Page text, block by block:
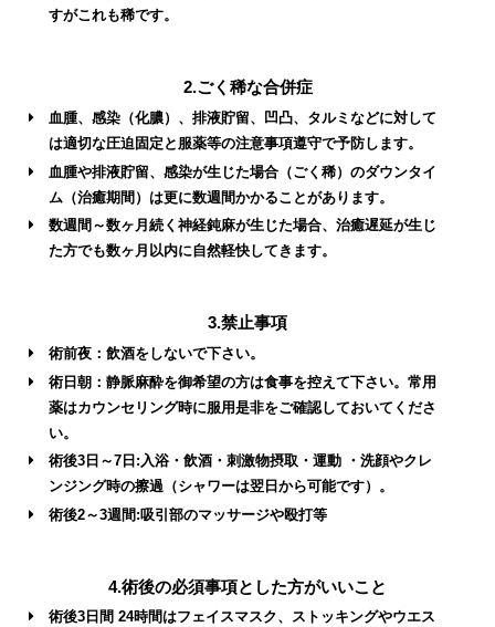
すがこれも稀です。
2.ごく稀な合併症
血腫、感染（化膿）、排液貯留、凹凸、タルミなどに対して
は適切な圧迫固定と服薬等の注意事項遵守で予防します。
血腫や排液貯留、感染が生じた場合（ごく稀）のダウンタイ
ム（治癒期間）は更に数週間かかることがあります。
数週間～数ヶ月続く神経鈍麻が生じた場合、治癒遅延が生じ
た方でも数ヶ月以内に自然軽快してきます。
3.禁止事項
術前夜：飲酒をしないで下さい。
術日朝：静脈麻酔を御希望の方は食事を控えて下さい。常用
薬はカウンセリング時に服用是非をご確認しておいてくださ
い。
術後3日～7日:入浴・飲酒・刺激物摂取・運動 ・洗顔やクレ
ンジング時の擦過（シャワーは翌日から可能です）。
術後2～3週間:吸引部のマッサージや殴打等
4.術後の必須事項とした方がいいこと
術後3日間 24時間はフェイスマスク、ストッキングやウエス